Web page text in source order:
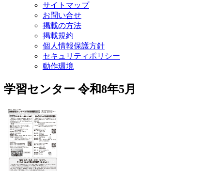
サイトマップ
お問い合せ
掲載の方法
掲載規約
個人情報保護方針
セキュリティポリシー
動作環境
学習センター 令和8年5月